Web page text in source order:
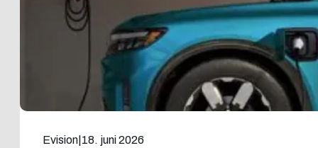
Evision 18. juni 2026